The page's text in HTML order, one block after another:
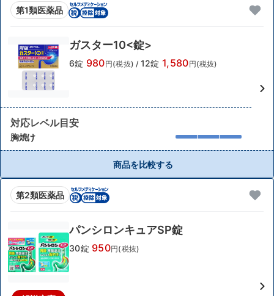
第1類医薬品
ガスター10<錠>
6錠 980円(税抜) / 12錠 1,580円(税抜)
対応レベル目安
胸焼け
商品を比較する
第2類医薬品
パンシロンキュアSP錠
30錠 950円(税抜)